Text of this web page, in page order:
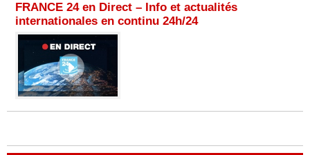
FRANCE 24 en Direct – Info et actualités
internationales en continu 24h/24